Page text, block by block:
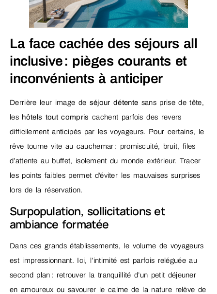
La face cachée des séjours all
inclusive : pièges courants et
inconvénients à anticiper
Derrière leur image de séjour détente sans prise de tête,
les hôtels tout compris cachent parfois des revers
difficilement anticipés par les voyageurs. Pour certains, le
rêve tourne vite au cauchemar : promiscuité, bruit, files
d’attente au buffet, isolement du monde extérieur. Tracer
les points faibles permet d’éviter les mauvaises surprises
lors de la réservation.
Surpopulation, sollicitations et
ambiance formatée
Dans ces grands établissements, le volume de voyageurs
est impressionnant. Ici, l’intimité est parfois reléguée au
second plan : retrouver la tranquillité d’un petit déjeuner
en amoureux ou savourer le calme de la nature relève de